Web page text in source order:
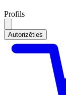
Profils
Autorizēties